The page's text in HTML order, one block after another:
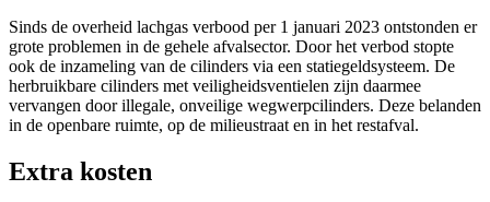
Sinds de overheid lachgas verbood per 1 januari 2023 ontstonden er
grote problemen in de gehele afvalsector. Door het verbod stopte
ook de inzameling van de cilinders via een statiegeldsysteem. De
herbruikbare cilinders met veiligheidsventielen zijn daarmee
vervangen door illegale, onveilige wegwerpcilinders. Deze belanden
in de openbare ruimte, op de milieustraat en in het restafval.
Extra kosten